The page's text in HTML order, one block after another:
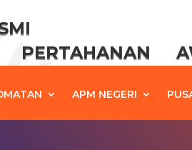
PERTAHANAN
APM NEGERI